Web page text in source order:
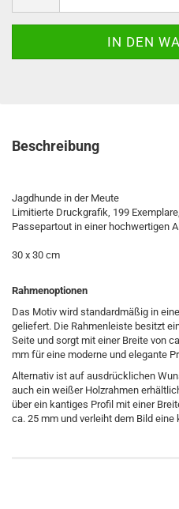
Beschreibung
Jagdhunde in der Meute
Limitierte Druckgrafik, 199
Passepartout in einer hochwertigen
30 x 30 cm
Rahmenoptionen
Das Motiv wird standardmäßig in
geliefert. Die Rahmenleiste besitzt
Seite und sorgt mit einer Breite von
mm für eine moderne und elegante
Alternativ ist auf ausdrücklichen
auch ein weißer Holzrahmen
über ein kantiges Profil mit einer
ca. 25 mm und verleiht dem Bild eine